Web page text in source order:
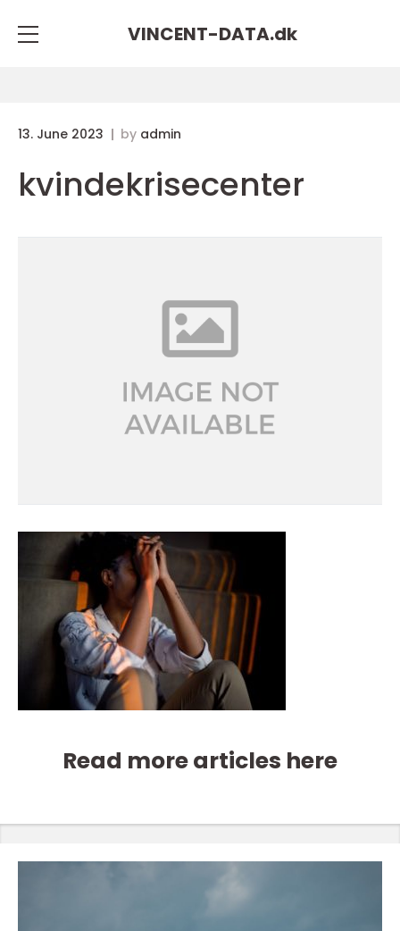
VINCENT-DATA.dk
13. June 2023 by admin
kvindekrisecenter
Read more articles here